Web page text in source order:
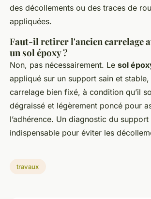
des décollements ou des traces de
appliquées.
Faut-il retirer l'ancien carrelage
un sol époxy ?
Non, pas nécessairement. Le sol
appliqué sur un support sain et
carrelage bien fixé, à condition qu’il
dégraissé et légèrement poncé pour
l’adhérence. Un diagnostic du support
indispensable pour éviter les
travaux